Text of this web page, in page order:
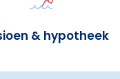
& hypotheek